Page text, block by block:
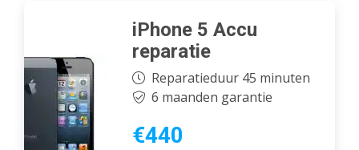
iPhone 5 Accu
reparatie
Reparatieduur 45 minuten
6 maanden garantie
€440